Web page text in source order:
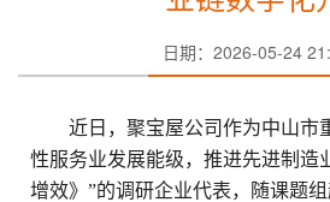
日期：2026-05-24
近日，聚宝屋公司作为中山市
性服务业发展能级，推进先进制造
增效》 ”的调研企业代表，随课题